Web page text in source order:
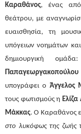
Καραθάνος, ένας από
θεάτρου, με
ευαισθησία, τη
υπόγειων νοημάτων
δημιουργική
Παπαγεωργακοπούλου
υπογράφει ο Άγγελος
τους φωτισμούς η
Μάκκας. Ο Καραθάνος
στο λυκόφως της ζωής